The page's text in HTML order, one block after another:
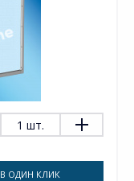
1 шт.
В ОДИН КЛИК